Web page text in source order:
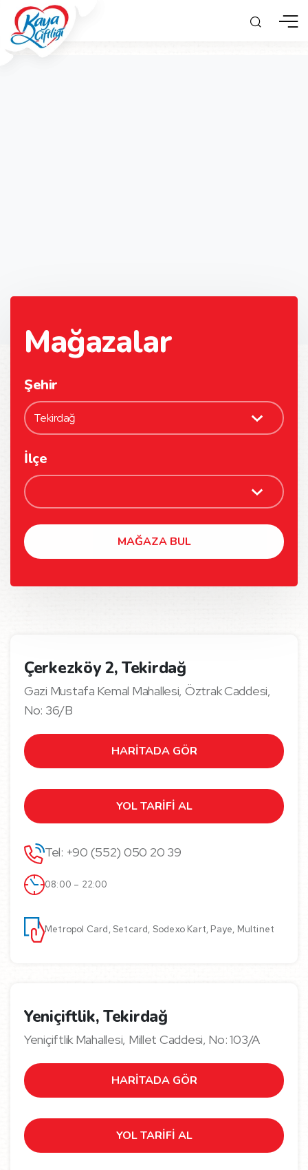
Mağazalar
Şehir
İlçe
MAĞAZA BUL
Çerkezköy 2, Tekirdağ
Gazi Mustafa Kemal Mahallesi, Öztrak Caddesi,
No: 36/B
HARİTADA GÖR
YOL TARİFİ AL
Tel: +90 (552) 050 20 39
08:00 – 22:00
Metropol Card, Setcard, Sodexo Kart, Paye, Multinet
Yeniçiftlik, Tekirdağ
Yeniçiftlik Mahallesi, Millet Caddesi, No: 103/A
HARİTADA GÖR
YOL TARİFİ AL